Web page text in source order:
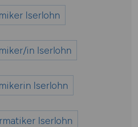
Iserlohn
in Iserlohn
Iserlohn
Iserlohn